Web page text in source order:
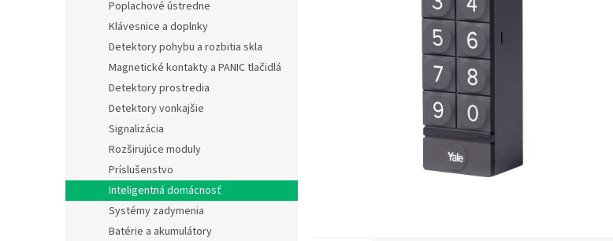
Poplachové ústredne
Klávesnice a doplnky
Detektory pohybu a rozbitia skla
Magnetické kontakty a PANIC tlačidlá
Detektory prostredia
Detektory vonkajšie
Signalizácia
Rozširujúce moduly
Príslušenstvo
Inteligentná domácnosť
Systémy zadymenia
Batérie a akumulátory